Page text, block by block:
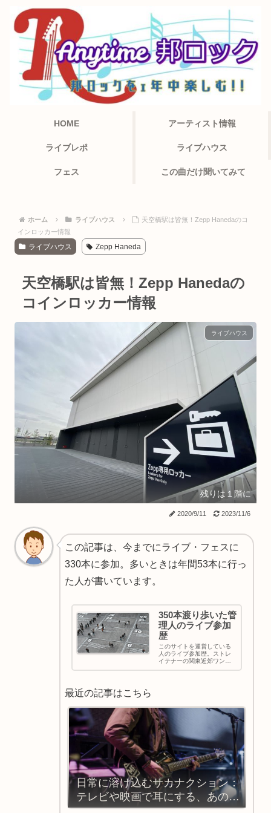
HOME アーティスト情報
ライブレポ ライブハウス
フェス この曲だけ聞いてみて
ホーム ライブハウス
天空橋駅は皆無！Zepp Hanedaのコ
インロッカー情報
ライブハウス Zepp Haneda
天空橋駅は皆無！Zepp Hanedaの
コインロッカー情報
ライブハウス
残りは１階に
2020/9/11 2023/11/6
この記事は、今までにライブ・フェスに
330本に参加。多いときは年間53本に行っ
た人が書いています。
350本渡り歩いた管
理人のライブ参加
歴
このサイトを運営している
人のライブ参加歴。ストレ
イテナーの関東近郊ワンマ
最近の記事はこちら
日常に溶け込むサカナクション：
テレビや映画で耳にする、あの中